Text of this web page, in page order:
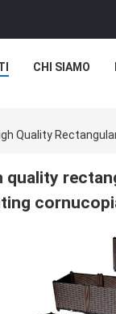
CHI SIAMO
Quality
quality